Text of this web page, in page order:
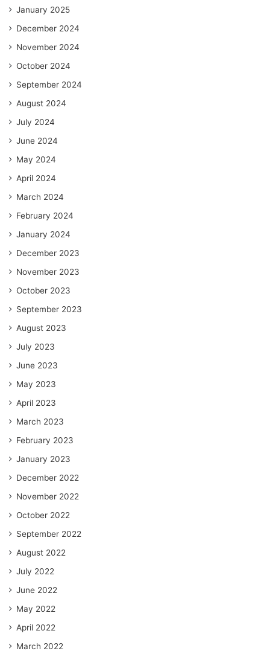
January 2025
December 2024
November 2024
October 2024
September 2024
August 2024
July 2024
June 2024
May 2024
April 2024
March 2024
February 2024
January 2024
December 2023
November 2023
October 2023
September 2023
August 2023
July 2023
June 2023
May 2023
April 2023
March 2023
February 2023
January 2023
December 2022
November 2022
October 2022
September 2022
August 2022
July 2022
June 2022
May 2022
April 2022
March 2022